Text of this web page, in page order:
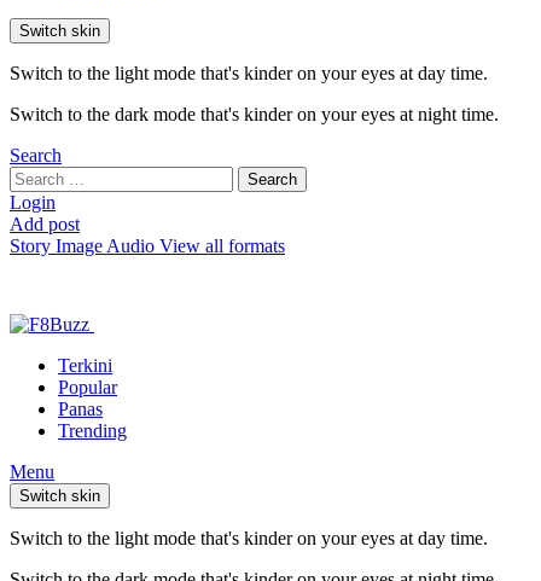
Switch skin
Switch to the light mode that's kinder on your eyes at day time.
Switch to the dark mode that's kinder on your eyes at night time.
Search
Search
for:
Search
Login
Add post
Story Image Audio View all formats
Terkini
Popular
Panas
Trending
Menu
Switch skin
Switch to the light mode that's kinder on your eyes at day time.